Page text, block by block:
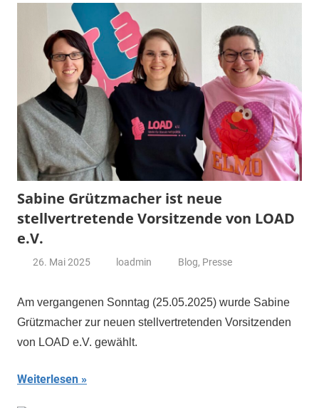
Sabine Grützmacher ist neue
stellvertretende Vorsitzende von LOAD
e.V.
26. Mai 2025 loadmin Blog, Presse
Am vergangenen Sonntag (25.05.2025) wurde Sabine
Grützmacher zur neuen stellvertretenden Vorsitzenden
von LOAD e.V. gewählt.
Weiterlesen